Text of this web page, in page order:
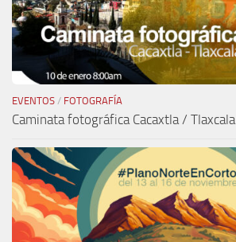
EVENTOS / FOTOGRAFÍA
Caminata fotográfica Cacaxtla / Tlaxcala